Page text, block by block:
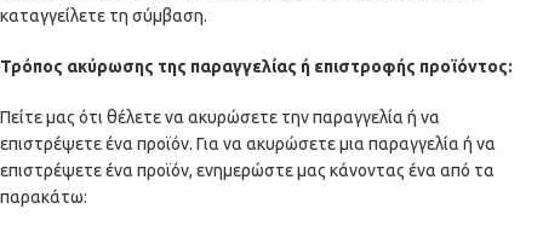
καταγγείλετε τη σύμβαση.
Τρόπος ακύρωσης της παραγγελίας ή επιστροφής προϊόντος:
Πείτε μας ότι θέλετε να ακυρώσετε την παραγγελία ή να
επιστρέψετε ένα προϊόν. Για να ακυρώσετε μια παραγγελία ή να
επιστρέψετε ένα προϊόν, ενημερώστε μας κάνοντας ένα από τα
παρακάτω: